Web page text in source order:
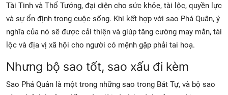
Tài Tinh và Thổ Tướng, đại diện cho sức khỏe, tài lộc, quyền lực
và sự ổn định trong cuộc sống. Khi kết hợp với sao Phá Quân, ý
nghĩa của nó sẽ được cải thiện và giúp tăng cường may mắn, tài
lộc và địa vị xã hội cho người có mệnh gặp phải tai hoạ.
Nhưng bộ sao tốt, sao xấu đi kèm
Sao Phá Quân là một trong những sao trong Bát Tự, và bộ sao